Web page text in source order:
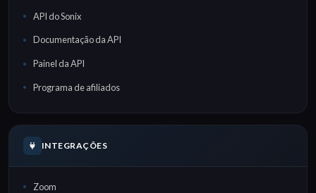
API do Sonix
Documentação da API
Painel da API
Programa de afiliados
INTEGRAÇÕES
Zoom